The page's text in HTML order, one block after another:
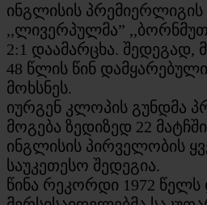
ინგლისის პრემიერლიგის
,,ლივერპულმა”
2:1 დაამარცხა. შედეგად,
48 წლის წინ
მოხსნეს.
იურგენ კლოპის გუნდმა
მოგება ზედიზედ 22
ინგლისის პირველობის
საუკეთესო შედეგია.
წინა რეკორდი 1972